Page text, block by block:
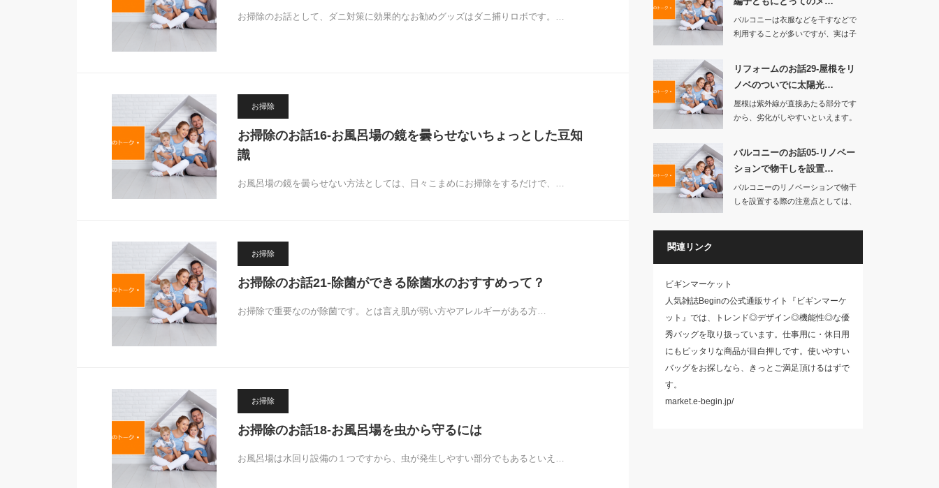
お掃除のお話として、ダニ対策に効果的なお勧めグッズはダニ捕りロボです。…
お掃除
お掃除のお話16-お風呂場の鏡を曇らせないちょっとした豆知
識
お風呂場の鏡を曇らせない方法としては、日々こまめにお掃除をするだけで、…
お掃除
お掃除のお話21-除菌ができる除菌水のおすすめって？
お掃除で重要なのが除菌です。とは言え肌が弱い方やアレルギーがある方…
お掃除
お掃除のお話18-お風呂場を虫から守るには
お風呂場は水回り設備の１つですから、虫が発生しやすい部分でもあるといえ…
バルコニーは衣服などを干すなどで
利用することが多いですが、実は子
リフォームのお話29-屋根をリ
ノベのついでに太陽光…
屋根は紫外線が直接あたる部分です
から、劣化がしやすいといえます。
バルコニーのお話05-リノベー
ションで物干しを設置…
バルコニーのリノベーションで物干
しを設置する際の注意点としては、
関連リンク
ビギンマーケット
人気雑誌Beginの公式通販サイト『ビギンマーケ
ット』では、トレンド◎デザイン◎機能性◎な優
秀バッグを取り扱っています。仕事用に・休日用
にもピッタリな商品が目白押しです。使いやすい
バッグをお探しなら、きっとご満足頂けるはずで
す。
market.e-begin.jp/